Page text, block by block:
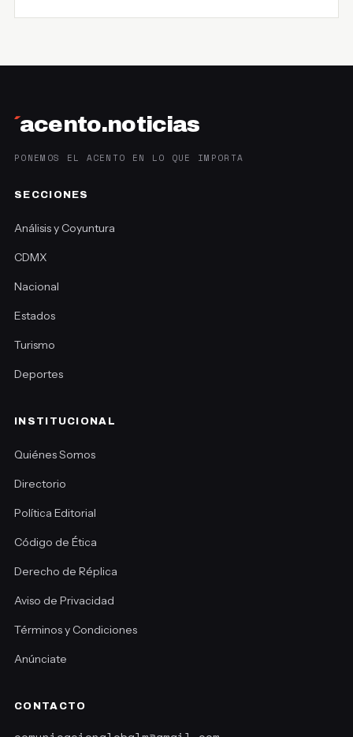
´acento.noticias
PONEMOS EL ACENTO EN LO QUE IMPORTA
SECCIONES
Análisis y Coyuntura
CDMX
Nacional
Estados
Turismo
Deportes
INSTITUCIONAL
Quiénes Somos
Directorio
Política Editorial
Código de Ética
Derecho de Réplica
Aviso de Privacidad
Términos y Condiciones
Anúnciate
CONTACTO